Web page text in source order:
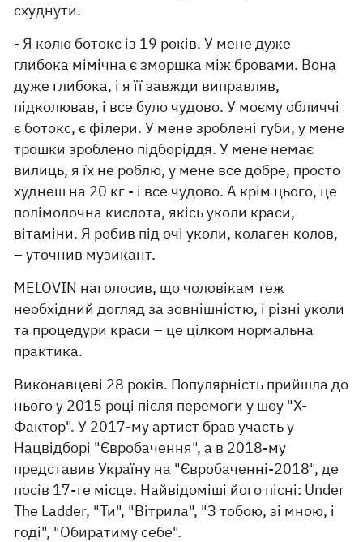
схуднути.
- Я колю ботокс із 19 років. У мене дуже
глибока мімічна є зморшка між бровами. Вона
дуже глибока, і я її завжди виправляв,
підколював, і все було чудово. У моєму обличчі
є ботокс, є філери. У мене зроблені губи, у мене
трошки зроблено підборіддя. У мене немає
вилиць, я їх не роблю, у мене все добре, просто
худнеш на 20 кг - і все чудово. А крім цього, це
полімолочна кислота, якісь уколи краси,
вітаміни. Я робив під очі уколи, колаген колов,
– уточнив музикант.
MELOVIN наголосив, що чоловікам теж
необхідний догляд за зовнішністю, і різні уколи
та процедури краси – це цілком нормальна
практика.
Виконавцеві 28 років. Популярність прийшла до
нього у 2015 році після перемоги у шоу "Х-
Фактор". У 2017-му артист брав участь у
Нацвідборі "Євробачення", а в 2018-му
представив Україну на "Євробаченні-2018", де
посів 17-те місце. Найвідоміші його пісні: Under
The Ladder, "Ти", "Вітрила", "З тобою, зі мною, і
годі", "Обиратиму себе".